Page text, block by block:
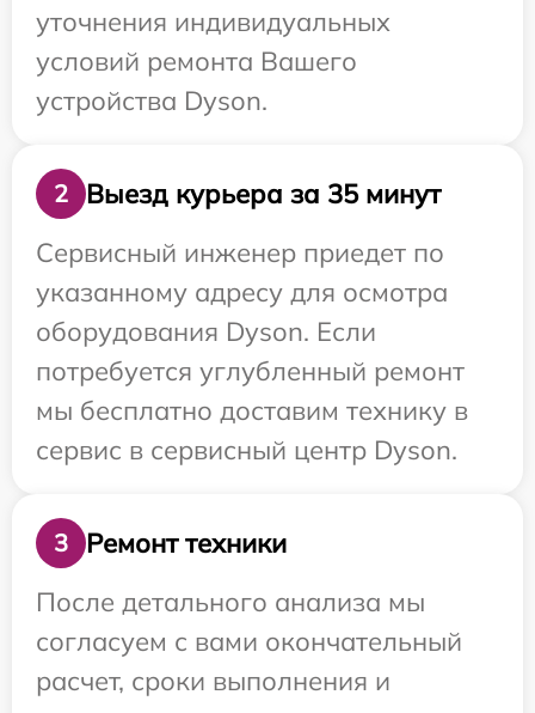
уточнения индивидуальных
условий ремонта Вашего
устройства Dyson.
2
Выезд курьера за 35 минут
Сервисный инженер приедет по
указанному адресу для осмотра
оборудования Dyson. Если
потребуется углубленный ремонт
мы бесплатно доставим технику в
сервис в сервисный центр Dyson.
3
Ремонт техники
После детального анализа мы
согласуем с вами окончательный
расчет, сроки выполнения и